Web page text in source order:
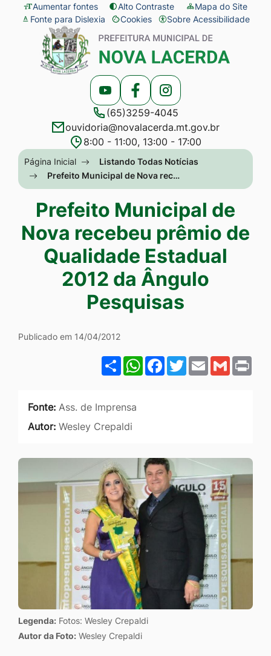
Seção
de
atalhos
acessibilidade
Ir
para
conteúdo
menu
[alt+2]
Ir
para
a
busca
[alt+3]
rodapé
Aumentar fontes Alto Contraste
Mapa do Site
Fonte para Dislexia
Cookies
Abrir
preferências
de
cookies
Sobre Acessibilidade
Seção
menu
Acessar
a
Rede
Social
Youtube
Acessar
a
Rede
Social
Facebook
Acessar
a
Rede
Social
Instagram
(65)3259-4045
ouvidoria@novalacerda.mt.gov.br
8:00 - 11:00, 13:00 - 17:00
Seção
do
menu
principal
Página Inicial
Listando Todas Notícias
Prefeito Municipal de Nova rec…
Prefeito Municipal de
Nova recebeu prêmio de
Qualidade Estadual
2012 da Ângulo
Pesquisas
Publicado em 14/04/2012
ShareWhatsApp
Facebook
Twitter
EmailGmail
Fonte: Ass. de Imprensa
Autor: Wesley Crepaldi
Legenda: Fotos: Wesley Crepaldi
Autor da Foto: Wesley Crepaldi